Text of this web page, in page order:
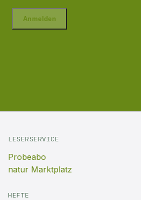
LESERSERVICE
Probeabo
natur Marktplatz
HEFTE